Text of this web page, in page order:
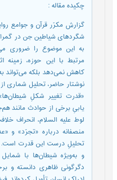
چکیده مقاله:
گزارش مکرّر قرآن و جوامع‌
شگردهای شیاطین جن در
به این موضوع را ضروری
مرتبط با این حوزه، زمینه
کاهش نمی‌دهد بلکه می‌تواند
نوشتار حاضر، تحلیل شماری از
«قدرت تغییر شکلِ
یابیِ برخی از حوادث مانند
لوط علیه السلام، انحراف
منصفانه درباره «تجرّد» و
تحلیلِ درست این قدرت است.
و به‌ویژه شیطان‌ها با شمایل
دگرگونی ظاهری دانسته و